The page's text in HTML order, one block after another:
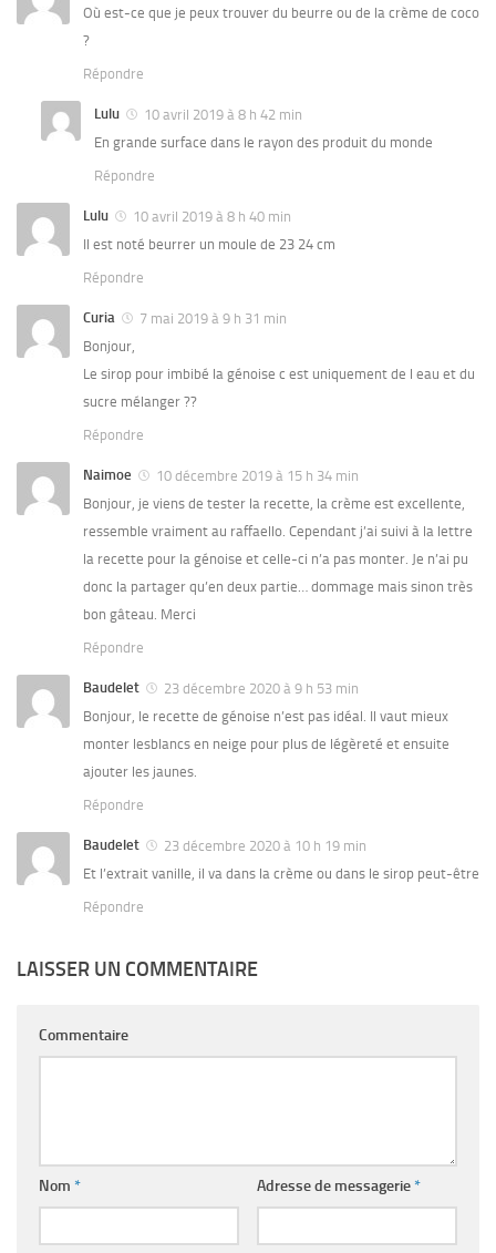
Où est-ce que je peux trouver du beurre ou de la crème de coco
?
Répondre
Lulu
10 avril 2019 à 8 h 42 min
En grande surface dans le rayon des produit du monde
Répondre
Lulu
10 avril 2019 à 8 h 40 min
Il est noté beurrer un moule de 23 24 cm
Répondre
Curia
7 mai 2019 à 9 h 31 min
Bonjour,
Le sirop pour imbibé la génoise c est uniquement de l eau et du
sucre mélanger ??
Répondre
Naimoe
10 décembre 2019 à 15 h 34 min
Bonjour, je viens de tester la recette, la crème est excellente,
ressemble vraiment au raffaello. Cependant j’ai suivi à la lettre
la recette pour la génoise et celle-ci n’a pas monter. Je n’ai pu
donc la partager qu’en deux partie… dommage mais sinon très
bon gâteau. Merci
Répondre
Baudelet
23 décembre 2020 à 9 h 53 min
Bonjour, le recette de génoise n’est pas idéal. Il vaut mieux
monter lesblancs en neige pour plus de légèreté et ensuite
ajouter les jaunes.
Répondre
Baudelet
23 décembre 2020 à 10 h 19 min
Et l’extrait vanille, il va dans la crème ou dans le sirop peut-être
Répondre
LAISSER UN COMMENTAIRE
Commentaire
Nom * Adresse de messagerie*